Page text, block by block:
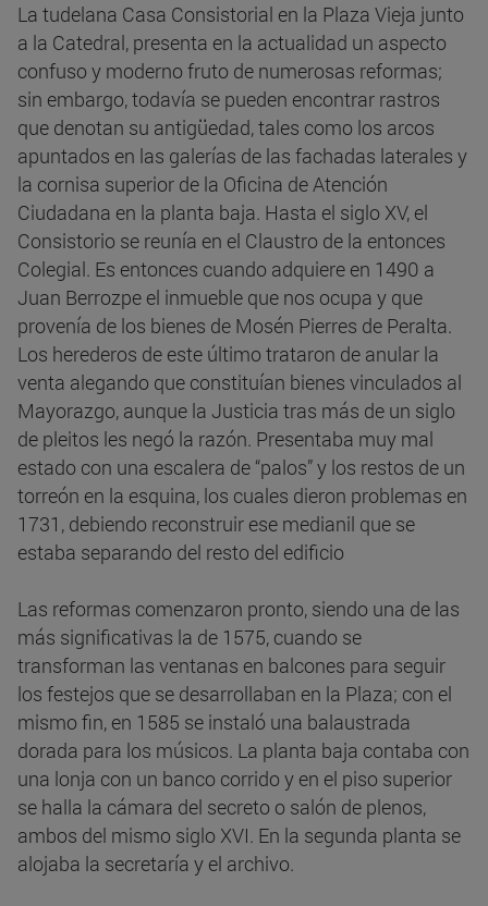
La tudelana Casa Consistorial en la Plaza Vieja junto
a la Catedral, presenta en la actualidad un aspecto
confuso y moderno fruto de numerosas reformas;
sin embargo, todavía se pueden encontrar rastros
que denotan su antigüedad, tales como los arcos
apuntados en las galerías de las fachadas laterales y
la cornisa superior de la Oficina de Atención
Ciudadana en la planta baja. Hasta el siglo XV, el
Consistorio se reunía en el Claustro de la entonces
Colegial. Es entonces cuando adquiere en 1490 a
Juan Berrozpe el inmueble que nos ocupa y que
provenía de los bienes de Mosén Pierres de Peralta.
Los herederos de este último trataron de anular la
venta alegando que constituían bienes vinculados al
Mayorazgo, aunque la Justicia tras más de un siglo
de pleitos les negó la razón. Presentaba muy mal
estado con una escalera de “palos” y los restos de un
torreón en la esquina, los cuales dieron problemas en
1731, debiendo reconstruir ese medianil que se
estaba separando del resto del edificio
Las reformas comenzaron pronto, siendo una de las
más significativas la de 1575, cuando se
transforman las ventanas en balcones para seguir
los festejos que se desarrollaban en la Plaza; con el
mismo fin, en 1585 se instaló una balaustrada
dorada para los músicos. La planta baja contaba con
una lonja con un banco corrido y en el piso superior
se halla la cámara del secreto o salón de plenos,
ambos del mismo siglo XVI. En la segunda planta se
alojaba la secretaría y el archivo.